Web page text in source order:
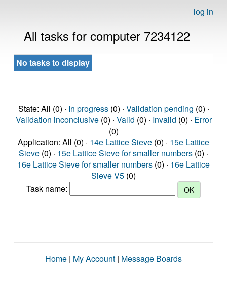
log in
All tasks for computer 7234122
No tasks to display
State: All (0) · In progress(0) · Validation pending (0) ·
Validation inconclusive(0) · Valid (0) · Invalid (0) · Error
(0)
Application: All (0) · 14e Lattice Sieve (0) · 15e Lattice
Sieve (0) · 15e Lattice Sieve for smaller numbers (0) ·
16e Lattice Sieve for smaller numbers (0) · 16e Lattice
Sieve V5 (0)
Task name:
Home | My Account | Message Boards